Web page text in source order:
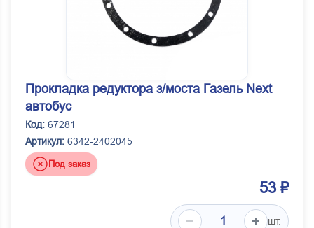
Прокладка редуктора з/моста Газель Next
автобус
Код: 67281
Артикул: 6342-2402045
Под заказ
53 ₽
шт.